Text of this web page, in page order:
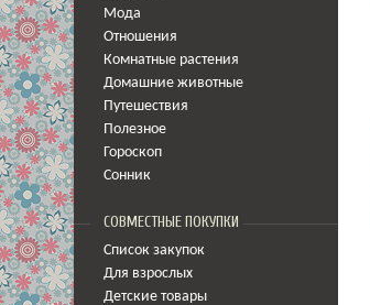
Мода
Отношения
Комнатные растения
Домашние животные
Путешествия
Полезное
Гороскоп
Сонник
СОВМЕСТНЫЕ ПОКУПКИ
Список закупок
Для взрослых
Детские товары